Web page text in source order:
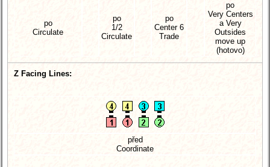
po
Circulate
po
1/2
Circulate
po
Center 6
Trade
po
Very Centers
a Very
Outsides
move up
(hotovo)
Z Facing Lines:
před
Coordinate